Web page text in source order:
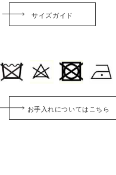
サイズガイド
お手入れについてはこちら